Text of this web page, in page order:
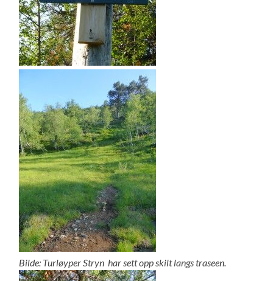
Bilde: Turløyper Stryn har sett opp skilt langs traseen.